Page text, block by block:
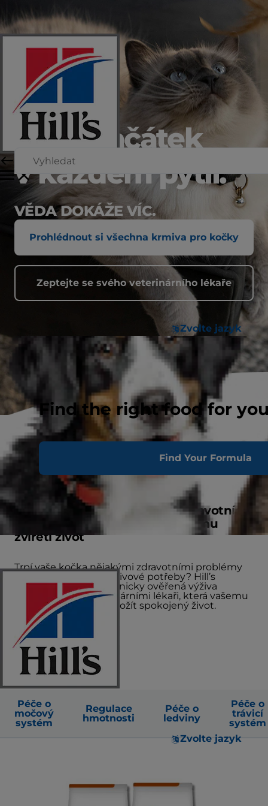
Zvolte jazyk
Find the right food for
Find Your Formula
Zvolte jazyk
Nový začátek
v každém pytli.
VĚDA DOKÁŽE VÍC.
Prohlédnout si všechna krmiva pro kočky
Zeptejte se svého veterinárního lékaře
Klinicky ověřená výživa při zdravotních
problémech, která změní vašemu
zvířeti život
Trpí vaše kočka nějakými zdravotními problémy
nebo má speciální výživové potřeby? Hill’s
Prescription Diet je klinicky ověřená výživa
doporučovaná veterinárními lékaři, která vašemu
mazlíčkovi pomůže prožít spokojený život.
Péče o
močový
systém
Regulace
hmotnosti
Péče o
ledviny
Péče o
trávicí
systém